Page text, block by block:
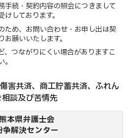
手続・契約内容の照会につきまして
しております。
ため、お問い合わせ・お申し出は契
願いいたします。
、つながりにくい場合がありますこ
害共済、商工貯蓄共済、ふれん
談及び苦情先
本県弁護士会
争解決センター